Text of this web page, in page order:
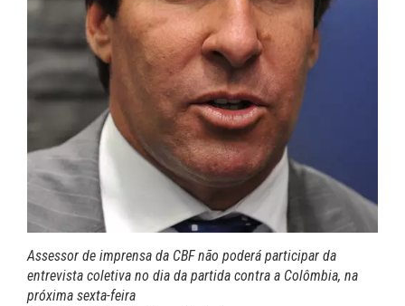
Assessor de imprensa da CBF não poderá participar da
entrevista coletiva no dia da partida contra a Colômbia, na
próxima sexta-feira